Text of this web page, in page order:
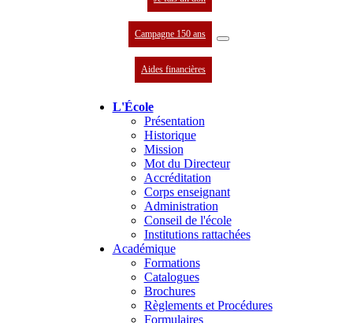
Campagne 150 ans
Aides financières
L'École
Présentation
Historique
Mission
Mot du Directeur
Accréditation
Corps enseignant
Administration
Conseil de l'école
Institutions rattachées
Académique
Formations
Catalogues
Brochures
Règlements et Procédures
Formulaires